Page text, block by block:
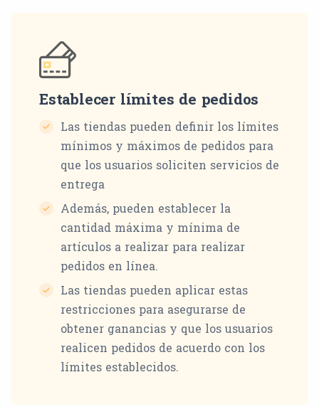
Establecer límites de pedidos
Las tiendas pueden definir los límites
mínimos y máximos de pedidos para
que los usuarios soliciten servicios de
entrega
Además, pueden establecer la
cantidad máxima y mínima de
artículos a realizar para realizar
pedidos en línea.
Las tiendas pueden aplicar estas
restricciones para asegurarse de
obtener ganancias y que los usuarios
realicen pedidos de acuerdo con los
límites establecidos.